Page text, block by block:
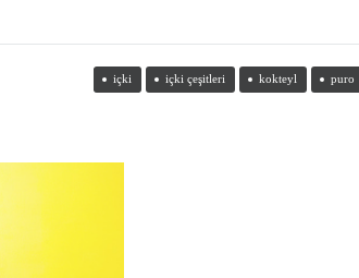
içki içki çeşitleri kokteyl puro